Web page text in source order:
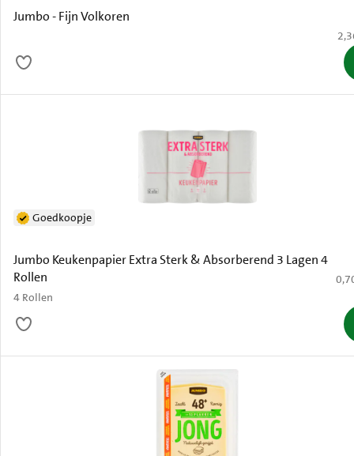
Jumbo - Fijn Volkoren
€
Jumbo Keukenpapier Extra Sterk & Absorberend 3 Lagen 4
Rollen
4 Rollen
Goedkoopje
€